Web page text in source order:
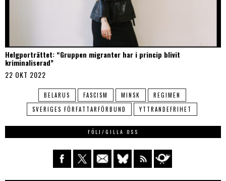
Helgporträttet: “Gruppen migranter har i princip blivit
kriminaliserad”
22 OKT 2022
BELARUS FASCISM MINSK
REGIMEN
SVERIGES FÖRFATTARFÖRBUND
YTTRANDEFRIHET
FÖLJ/GILLA OSS